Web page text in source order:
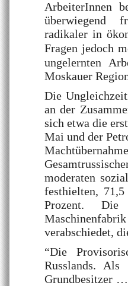
ArbeiterInnen
überwiegend
radikaler in
Fragen jedoch
ungelernten
Moskauer
Die
an der
sich etwa die
Mai und der
moderaten
festhielten,
Prozent. Die
verabschiedet,
“Die
Russlands. Als
Grundbesitzer